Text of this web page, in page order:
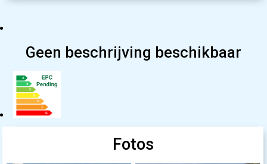
Geen beschrijving beschikbaar
Fotos